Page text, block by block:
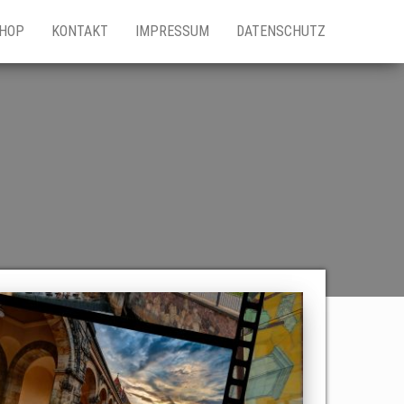
KONTAKT IMPRESSUM DATENSCHUTZ